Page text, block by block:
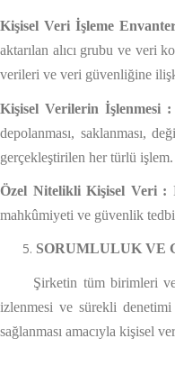
Kişisel Veri İşleme
aktarılan alıcı grubu ve veri
verileri ve veri güvenliğine
Kişisel Verilerin İşlenmesi :
depolanması, saklanması,
gerçekleştirilen her türlü işlem.
Özel Nitelikli Kişisel Veri :
mahkûmiyeti ve güvenlik
SORUMLULUK VE
Şirketin tüm birimleri ve
izlenmesi ve sürekli
sağlanması amacıyla kişisel